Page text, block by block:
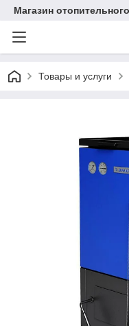
Магазин
Товары и услуги